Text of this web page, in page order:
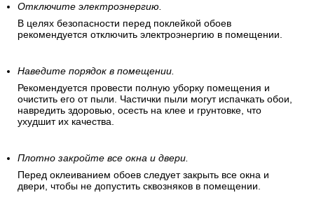
Отключите электроэнергию.
В целях безопасности перед поклейкой обоев
рекомендуется отключить электроэнергию в помещении.
Наведите порядок в помещении.
Рекомендуется провести полную уборку помещения и
очистить его от пыли. Частички пыли могут испачкать обои,
навредить здоровью, осесть на клее и грунтовке, что
ухудшит их качества.
Плотно закройте все окна и двери.
Перед оклеиванием обоев следует закрыть все окна и
двери, чтобы не допустить сквозняков в помещении.